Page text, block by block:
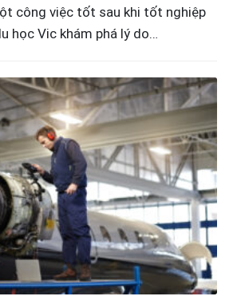
công việc tốt sau khi tốt nghiệp
học Vic khám phá lý do…